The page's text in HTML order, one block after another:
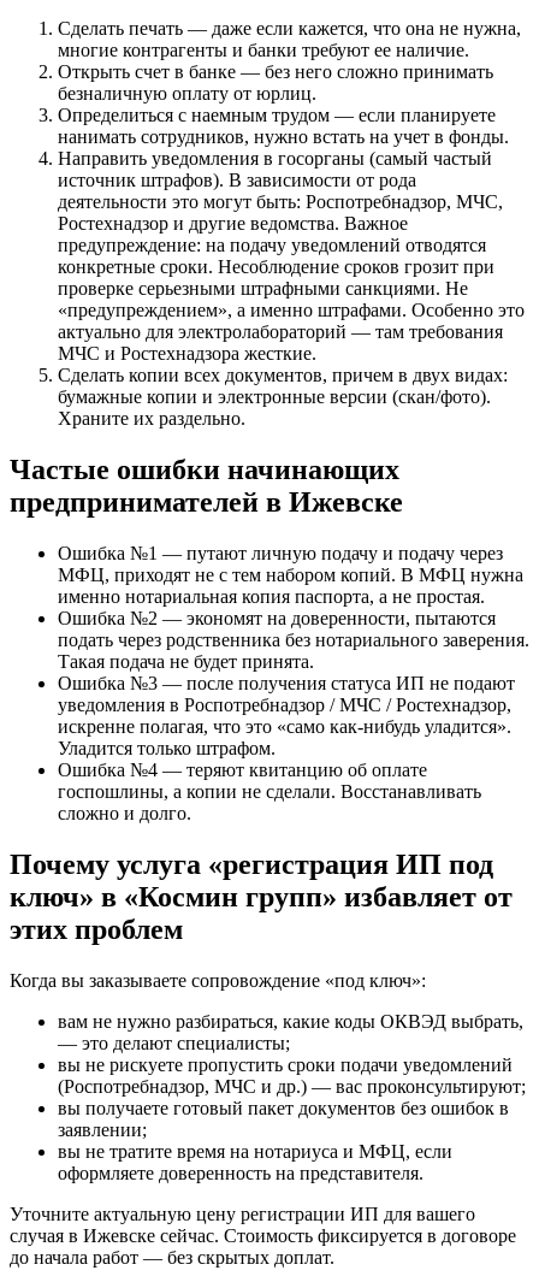
Сделать печать — даже если кажется, что она не нужна,
многие контрагенты и банки требуют ее наличие.
Открыть счет в банке — без него сложно принимать
безналичную оплату от юрлиц.
Определиться с наемным трудом — если планируете
нанимать сотрудников, нужно встать на учет в фонды.
Направить уведомления в госорганы (самый частый
источник штрафов). В зависимости от рода
деятельности это могут быть: Роспотребнадзор, МЧС,
Ростехнадзор и другие ведомства. Важное
предупреждение: на подачу уведомлений отводятся
конкретные сроки. Несоблюдение сроков грозит при
проверке серьезными штрафными санкциями. Не
«предупреждением», а именно штрафами. Особенно это
актуально для электролабораторий — там требования
МЧС и Ростехнадзора жесткие.
Сделать копии всех документов, причем в двух видах:
бумажные копии и электронные версии (скан/фото).
Храните их раздельно.
Частые ошибки начинающих
предпринимателей в Ижевске
Ошибка №1 — путают личную подачу и подачу через
МФЦ, приходят не с тем набором копий. В МФЦ нужна
именно нотариальная копия паспорта, а не простая.
Ошибка №2 — экономят на доверенности, пытаются
подать через родственника без нотариального заверения.
Такая подача не будет принята.
Ошибка №3 — после получения статуса ИП не подают
уведомления в Роспотребнадзор / МЧС / Ростехнадзор,
искренне полагая, что это «само как-нибудь уладится».
Уладится только штрафом.
Ошибка №4 — теряют квитанцию об оплате
госпошлины, а копии не сделали. Восстанавливать
сложно и долго.
Почему услуга «регистрация ИП под
ключ» в «Космин групп» избавляет от
этих проблем
Когда вы заказываете сопровождение «под ключ»:
вам не нужно разбираться, какие коды ОКВЭД выбрать,
— это делают специалисты;
вы не рискуете пропустить сроки подачи уведомлений
(Роспотребнадзор, МЧС и др.) — вас проконсультируют;
вы получаете готовый пакет документов без ошибок в
заявлении;
вы не тратите время на нотариуса и МФЦ, если
оформляете доверенность на представителя.
Уточните актуальную цену регистрации ИП для вашего
случая в Ижевске сейчас. Стоимость фиксируется в договоре
до начала работ — без скрытых доплат.